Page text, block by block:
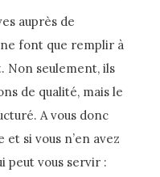
auprès de
font que remplir à
Non seulement, ils
de qualité, mais le
A vous donc
si vous n’en avez
peut vous servir :